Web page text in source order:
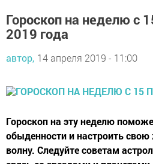
Гороскоп на неделю с
2019 года
автор, 14 апреля 2019 - 11:00
Гороскоп на эту неделю
обыденности и настроить
волну. Следуйте советам